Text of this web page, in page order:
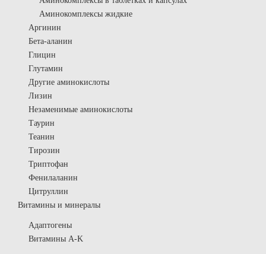
Аминокомплексы жидкие
Аргинин
Бета-аланин
Глицин
Глутамин
Другие аминокислоты
Лизин
Незаменимые аминокислоты
Таурин
Теанин
Тирозин
Триптофан
Фенилаланин
Цитруллин
Витамины и минералы
Адаптогены
Витамины A-K